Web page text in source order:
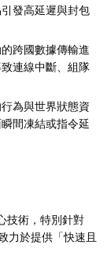
發高延遲與封包
跨國數據傳輸進
連線中斷、組隊
為與世界狀態資
間凍結或指令延
技術，特別針對
力於提供「快速且